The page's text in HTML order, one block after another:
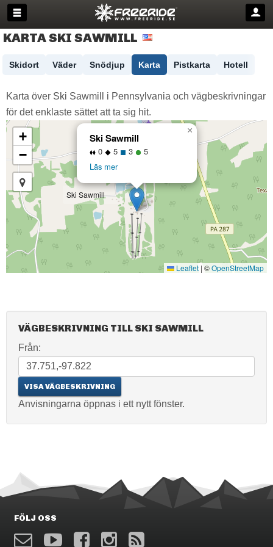
KARTA SKI SAWMILL
Skidort Väder Snödjup Karta Pistkarta Hotell
Karta över Ski Sawmill i Pennsylvania och vägbeskrivningar
för det enklaste sättet att ta sig hit.
Ski Sawmill
Ski Sawmill
0 5 3
5
Läs mer
×
+
−
Leaflet | ©OpenStreetMap
VÄGBESKRIVNING TILL SKI SAWMILL
Från:
Anvisningarna öppnas i ett nytt fönster.
FÖLJ OSS